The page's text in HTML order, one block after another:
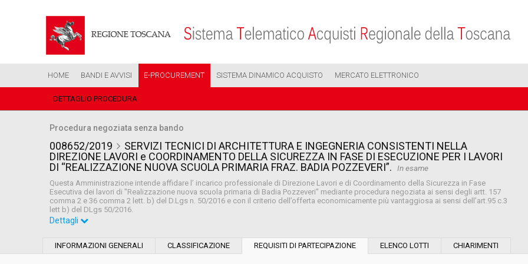
HOME BANDI E AVVISI E-PROCUREMENT SISTEMA DINAMICO ACQUISTO MERCATO ELETTRONICO
DETTAGLIO PROCEDURA
Procedura negoziata senza bando
008652/2019
SERVIZI TECNICI DI ARCHITETTURA E INGEGNERIA CONSISTENTI NELLA
DIREZIONE LAVORI e COORDINAMENTO DELLA SICUREZZA IN FASE DI ESECUZIONE PER I LAVORI
DI “REALIZZAZIONE NUOVA SCUOLA PRIMARIA FRAZ. BADIA POZZEVERI”.
In esame
Questa Amministrazione intende affidare l’ incarico professionale di Direzione Lavori e di Coordinamento della Sicurezza in Fase
Esecutiva dei lavori di "Realizzazione nuova scuola primaria di Badia Pozzeveri" mediante procedura negoziata ai sensi degli artt. 157
comma 2 e 36 comma 2 lett. b) del D.Lgs n. 50/2016 e con il criterio dell’offerta economicamente più vantaggiosa ai sensi dell’art.95 c.3
lett b) del DLgs 50/2016.
Dettagli
INFORMAZIONI GENERALI CLASSIFICAZIONE REQUISITI DI PARTECIPAZIONE ELENCO LOTTI CHIARIMENTI